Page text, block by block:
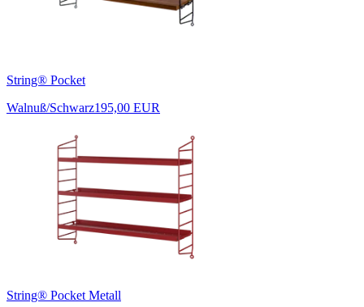
String® Pocket
Walnuß/Schwarz195,00 EUR
String® Pocket Metall